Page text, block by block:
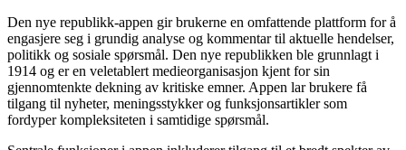
Den nye republikk-appen gir brukerne en omfattende plattform for å
engasjere seg i grundig analyse og kommentar til aktuelle hendelser,
politikk og sosiale spørsmål. Den nye republikken ble grunnlagt i
1914 og er en veletablert medieorganisasjon kjent for sin
gjennomtenkte dekning av kritiske emner. Appen lar brukere få
tilgang til nyheter, meningsstykker og funksjonsartikler som
fordyper kompleksiteten i samtidige spørsmål.